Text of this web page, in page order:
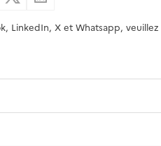
LinkedIn, X et Whatsapp, veuillez